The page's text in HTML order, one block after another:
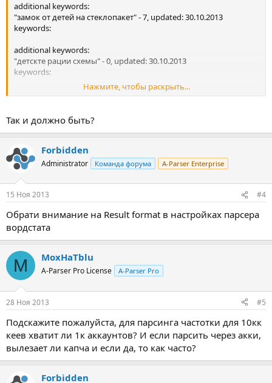
additional keywords:
"замок от детей на стеклопакет" - 7, updated: 30.10.2013
keywords:
additional keywords:
"детскте рации схемы" - 0, updated: 30.10.2013
keywords:
additional keywords:
Нажмите, чтобы раскрыть...
Так и должно быть?
Forbidden
Administrator Команда форума A-Parser Enterprise
15 Ноя 2013 #4
Обрати внимание на Result format в настройках парсера
вордстата
M MoxHaTblu
A-Parser Pro License A-Parser Pro
28 Ноя 2013 #5
Подскажите пожалуйста, для парсинга частотки для 10кк
кеев хватит ли 1к аккаунтов? И если парсить через акки,
вылезает ли капча и если да, то как часто?
Forbidden